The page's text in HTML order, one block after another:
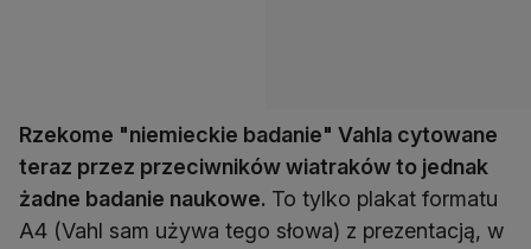
Rzekome "niemieckie badanie" Vahla cytowane
teraz przez przeciwników wiatraków to jednak
żadne badanie naukowe. To tylko plakat formatu
A4 (Vahl sam używa tego słowa) z prezentacją, w